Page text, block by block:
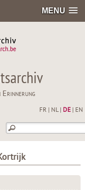
MENU
FR NL| DE| EN